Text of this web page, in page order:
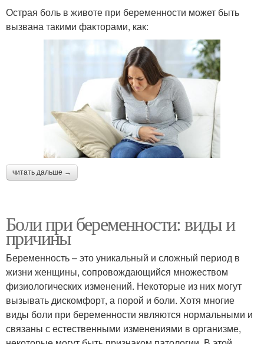
Острая боль в животе при беременности может быть
вызвана такими факторами, как:
читать дальше →
Боли при беременности: виды и
причины
Беременность – это уникальный и сложный период в
жизни женщины, сопровождающийся множеством
физиологических изменений. Некоторые из них могут
вызывать дискомфорт, а порой и боли. Хотя многие
виды боли при беременности являются нормальными и
связаны с естественными изменениями в организме,